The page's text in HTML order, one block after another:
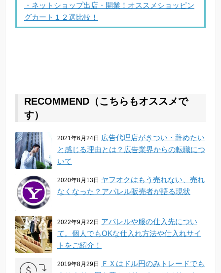
・ネットショップ出店・開業！オススメショッピン
グカート１２選比較！
RECOMMEND（こちらもオススメで
す）
2021年6月24日 広告代理店がきつい・辞めたい
と感じる理由とは？広告業界からの転職につ
いて
2020年8月13日 ヤフオクはもう売れない、売れ
なくなった？アパレル販売者が語る現状
2022年9月22日 アパレルや服の仕入先につい
て。個人でもOKな仕入れ方法や仕入れサイ
トをご紹介！
2019年8月29日
ＦＸはドル円のみトレードでも